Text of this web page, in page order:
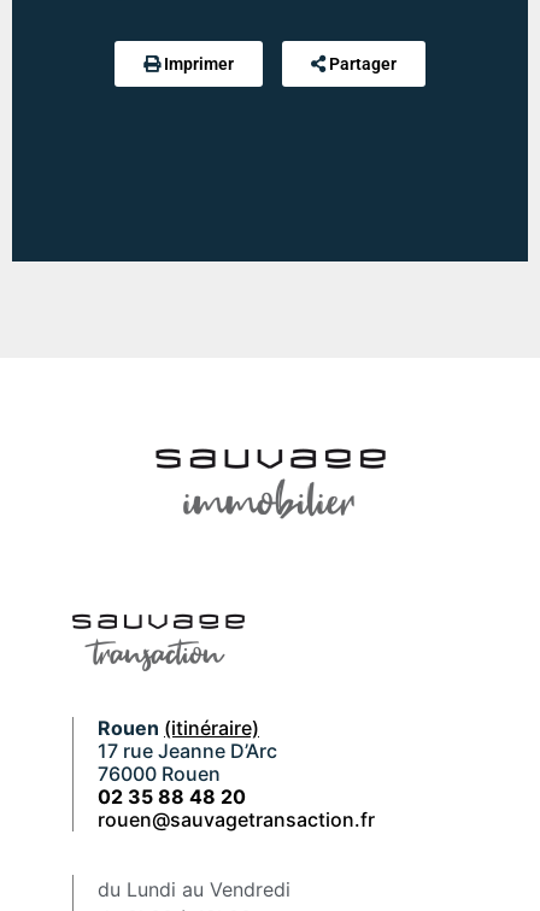
Estimation des dépenses annuelles :
min : 1300 € / an-max : 1820 € / an
Imprimer Partager
Rouen (itinéraire)
17 rue Jeanne D’Arc
76000 Rouen
02 35 88 48 20
rouen@sauvagetransaction.fr
du Lundi au Vendredi